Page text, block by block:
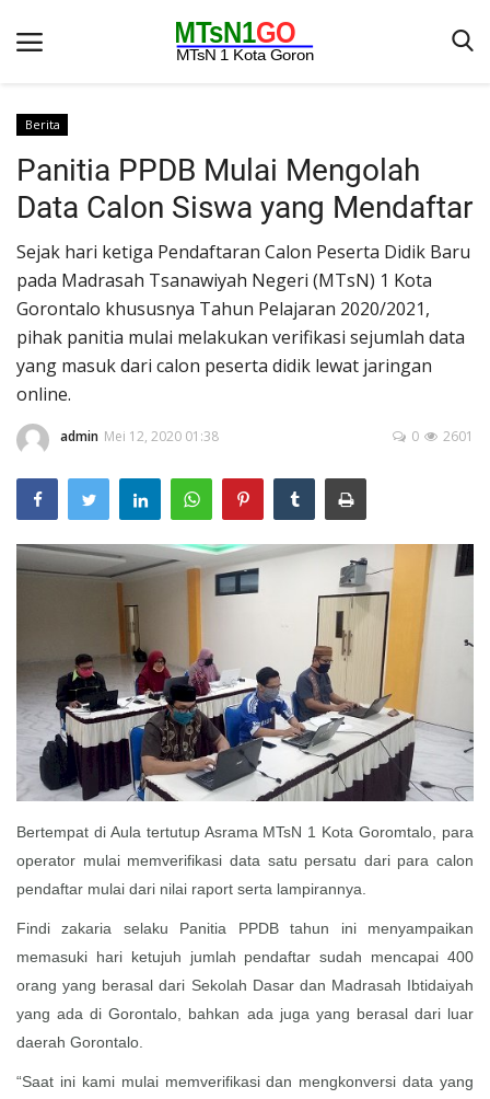
Beranda
Berita
Kontak
OPINI
Syarat dan Ketentuan
Pengumuman
Layanan Publik
Tentang Kami
Berita
Panitia PPDB Mulai Mengolah
Data Calon Siswa yang Mendaftar
Sejak hari ketiga Pendaftaran Calon Peserta Didik Baru
pada Madrasah Tsanawiyah Negeri (MTsN) 1 Kota
Gorontalo khususnya Tahun Pelajaran 2020/2021,
pihak panitia mulai melakukan verifikasi sejumlah data
yang masuk dari calon peserta didik lewat jaringan
online.
admin Mei 12, 2020 01:38 2601
0
Bertempat di Aula tertutup Asrama MTsN 1 Kota Goromtalo, para
operator mulai memverifikasi data satu persatu dari para calon
pendaftar mulai dari nilai raport serta lampirannya.
Findi zakaria selaku Panitia PPDB tahun ini menyampaikan
memasuki hari ketujuh jumlah pendaftar sudah mencapai 400
orang yang berasal dari Sekolah Dasar dan Madrasah Ibtidaiyah
yang ada di Gorontalo, bahkan ada juga yang berasal dari luar
daerah Gorontalo.
“Saat ini kami mulai memverifikasi dan mengkonversi data yang